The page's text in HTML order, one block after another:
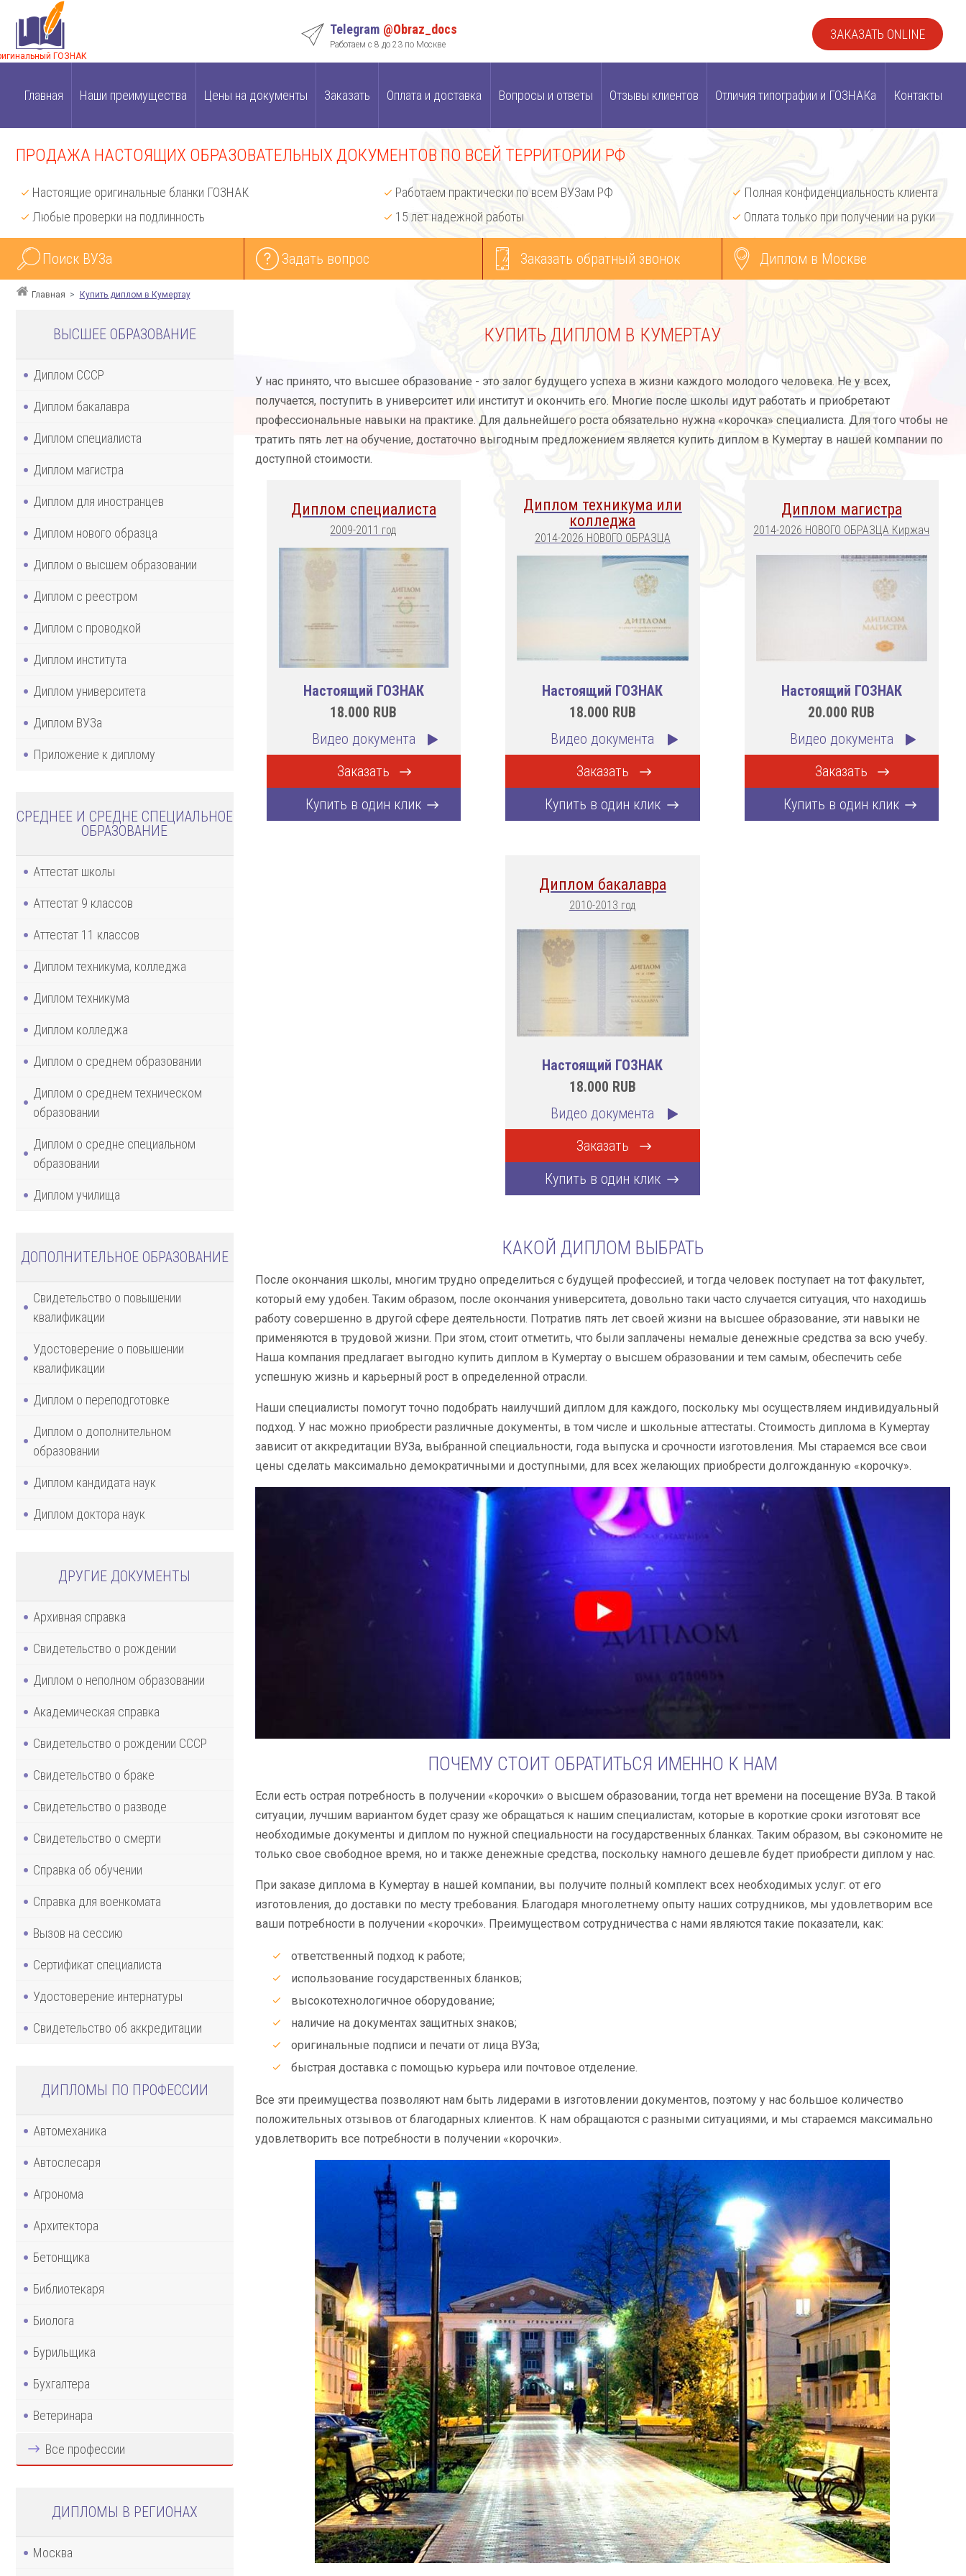
ГОЗНАК
Telegram @Obraz_docs
Работаем с 8 до 23 по Москве
ЗАКАЗАТЬ ONLINE
Главная Наши преимущества Цены на документы Заказать Оплата и доставка Вопросы и ответы Отзывы клиентов Отличия типографии и ГОЗНАКа Контакты
ПРОДАЖА НАСТОЯЩИХ ОБРАЗОВАТЕЛЬНЫХ ДОКУМЕНТОВ ПО ВСЕЙ ТЕРРИТОРИИ РФ
Настоящие оригинальные бланки ГОЗНАК
Любые проверки на подлинность
Работаем практически по всем ВУЗам РФ
15 лет надежной работы
Полная конфиденциальность клиента
Оплата только при получении на руки
Поиск ВУЗа Задать вопрос Заказать обратный звонок Диплом в Москве
Главная Купить диплом в Кумертау
ВЫСШЕЕ ОБРАЗОВАНИЕ
Диплом СССР
Диплом бакалавра
Диплом специалиста
Диплом магистра
Диплом для иностранцев
Диплом нового образца
Диплом о высшем образовании
Диплом с реестром
Диплом с проводкой
Диплом института
Диплом университета
Диплом ВУЗа
Приложение к диплому
СРЕДНЕЕ И СРЕДНЕ СПЕЦИАЛЬНОЕ
ОБРАЗОВАНИЕ
Аттестат школы
Аттестат 9 классов
Аттестат 11 классов
Диплом техникума, колледжа
Диплом техникума
Диплом колледжа
Диплом о среднем образовании
Диплом о среднем техническом
образовании
Диплом о средне специальном
образовании
Диплом училища
ДОПОЛНИТЕЛЬНОЕ ОБРАЗОВАНИЕ
Свидетельство о повышении
квалификации
Удостоверение о повышении
квалификации
Диплом о переподготовке
Диплом о дополнительном
образовании
Диплом кандидата наук
Диплом доктора наук
ДРУГИЕ ДОКУМЕНТЫ
Архивная справка
Свидетельство о рождении
Диплом о неполном образовании
Академическая справка
Свидетельство о рождении СССР
Свидетельство о браке
Свидетельство о разводе
Свидетельство о смерти
Справка об обучении
Справка для военкомата
Вызов на сессию
Сертификат специалиста
Удостоверение интернатуры
Свидетельство об аккредитации
ДИПЛОМЫ ПО ПРОФЕССИИ
Автомеханика
Автослесаря
Агронома
Архитектора
Бетонщика
Библиотекаря
Биолога
Бурильщика
Бухгалтера
Ветеринара
Все профессии
ДИПЛОМЫ В РЕГИОНАХ
Москва
КУПИТЬ ДИПЛОМ В КУМЕРТАУ
У нас принято, что высшее образование - это залог будущего успеха в жизни каждого молодого человека. Не у всех,
получается, поступить в университет или институт и окончить его. Многие после школы идут работать и приобретают
профессиональные навыки на практике. Для дальнейшего роста обязательно нужна «корочка» специалиста. Для того чтобы не
тратить пять лет на обучение, достаточно выгодным предложением является купить диплом в Кумертау в нашей компании по
доступной стоимости.
Диплом специалиста
2009-2011 год
Настоящий ГОЗНАК
18.000 RUB
Видео документа
Заказать
Купить в один клик
Диплом техникума или
колледжа
2014-2026 НОВОГО ОБРАЗЦА
Настоящий ГОЗНАК
18.000 RUB
Видео документа
Заказать
Купить в один клик
Диплом магистра
2014-2026 НОВОГО ОБРАЗЦА Киржач
Настоящий ГОЗНАК
20.000 RUB
Видео документа
Заказать
Купить в один клик
Диплом бакалавра
2010-2013 год
Настоящий ГОЗНАК
18.000 RUB
Видео документа
Заказать
Купить в один клик
КАКОЙ ДИПЛОМ ВЫБРАТЬ
После окончания школы, многим трудно определиться с будущей профессией, и тогда человек поступает на тот факультет,
который ему удобен. Таким образом, после окончания университета, довольно таки часто случается ситуация, что находишь
работу совершенно в другой сфере деятельности. Потратив пять лет своей жизни на высшее образование, эти навыки не
применяются в трудовой жизни. При этом, стоит отметить, что были заплачены немалые денежные средства за всю учебу.
Наша компания предлагает выгодно купить диплом в Кумертау о высшем образовании и тем самым, обеспечить себе
успешную жизнь и карьерный рост в определенной отрасли.
Наши специалисты помогут точно подобрать наилучший диплом для каждого, поскольку мы осуществляем индивидуальный
подход. У нас можно приобрести различные документы, в том числе и школьные аттестаты. Стоимость диплома в Кумертау
зависит от аккредитации ВУЗа, выбранной специальности, года выпуска и срочности изготовления. Мы стараемся все свои
цены сделать максимально демократичными и доступными, для всех желающих приобрести долгожданную «корочку».
ПОЧЕМУ СТОИТ ОБРАТИТЬСЯ ИМЕННО К НАМ
Если есть острая потребность в получении «корочки» о высшем образовании, тогда нет времени на посещение ВУЗа. В такой
ситуации, лучшим вариантом будет сразу же обращаться к нашим специалистам, которые в короткие сроки изготовят все
необходимые документы и диплом по нужной специальности на государственных бланках. Таким образом, вы сэкономите не
только свое свободное время, но и также денежные средства, поскольку намного дешевле будет приобрести диплом у нас.
При заказе диплома в Кумертау в нашей компании, вы получите полный комплект всех необходимых услуг: от его
изготовления, до доставки по месту требования. Благодаря многолетнему опыту наших сотрудников, мы удовлетворим все
ваши потребности в получении «корочки». Преимуществом сотрудничества с нами являются такие показатели, как:
ответственный подход к работе;
использование государственных бланков;
высокотехнологичное оборудование;
наличие на документах защитных знаков;
оригинальные подписи и печати от лица ВУЗа;
быстрая доставка с помощью курьера или почтовое отделение.
Все эти преимущества позволяют нам быть лидерами в изготовлении документов, поэтому у нас большое количество
положительных отзывов от благодарных клиентов. К нам обращаются с разными ситуациями, и мы стараемся максимально
удовлетворить все потребности в получении «корочки».